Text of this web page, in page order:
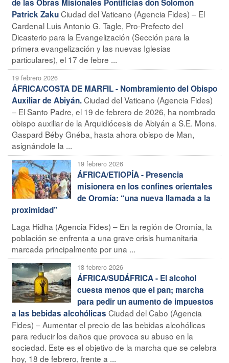
de las Obras Misionales Pontificias don Solomon
Patrick ZakuCiudad del Vaticano (Agencia Fides) – El
Cardenal Luis Antonio G. Tagle, Pro-Prefecto del
Dicasterio para la Evangelización (Sección para la
primera evangelización y las nuevas Iglesias
particulares), el 17 de febre ...
19 febrero 2026
ÁFRICA/COSTA DE MARFIL - Nombramiento del Obispo
Auxiliar de Abiyán.Ciudad del Vaticano (Agencia Fides)
– El Santo Padre, el 19 de febrero de 2026, ha nombrado
obispo auxiliar de la Arquidiócesis de Abiyán a S.E. Mons.
Gaspard Béby Gnéba, hasta ahora obispo de Man,
asignándole la ...
19 febrero 2026
ÁFRICA/ETIOPÍA - Presencia
misionera en los confines orientales
de Oromía: “una nueva llamada a la
proximidad”
Laga Hidha (Agencia Fides) – En la región de Oromía, la
población se enfrenta a una grave crisis humanitaria
marcada principalmente por una ...
18 febrero 2026
ÁFRICA/SUDÁFRICA - El alcohol
cuesta menos que el pan; marcha
para pedir un aumento de impuestos
a las bebidas alcohólicas Ciudad del Cabo (Agencia
Fides) – Aumentar el precio de las bebidas alcohólicas
para reducir los daños que provoca su abuso en la
sociedad. Este es el objetivo de la marcha que se celebra
hoy, 18 de febrero, frente a ...